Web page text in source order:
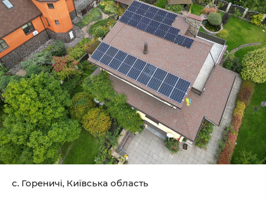
c. Гореничі, Київська область